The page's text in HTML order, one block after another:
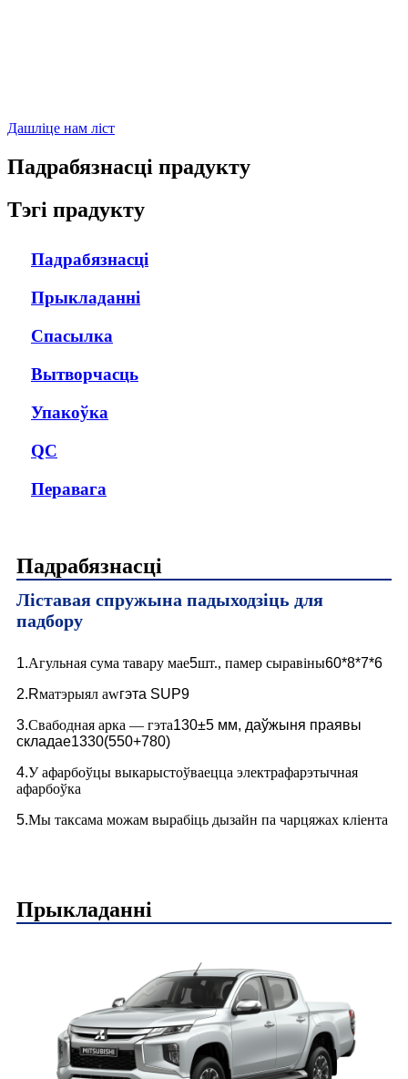
Дашліце нам ліст
Падрабязнасці прадукту
Тэгі прадукту
Падрабязнасці
Прыкладанні
Спасылка
Вытворчасць
Упакоўка
QC
Перавага
Падрабязнасці
Ліставая спружына падыходзіць для
падбору
1.Агульная сума тавару мае5шт., памер сыравіны60*8*7*6
2.Rматэрыял awгэта SUP9
3.Свабодная арка — гэта130±5 мм, даўжыня праявы
складае1330(550+780)
4.У афарбоўцы выкарыстоўваецца электрафарэтычная
афарбоўка
5.Мы таксама можам вырабіць дызайн па чарцяжах кліента
Прыкладанні